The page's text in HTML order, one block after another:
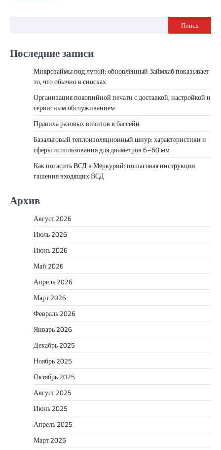
Поиск
Последние записи
Микрозаймы под лупой: обновлённый Займхаб показывает
то, что обычно в сносках
Организация покопийной печати с доставкой, настройкой и
сервисным обслуживанием
Правила разовых визитов в бассейн
Базальтовый теплоизоляционный шнур: характеристики и
сферы использования для диаметров 6–60 мм
Как погасить ВСД в Меркурий: пошаговая инструкция
гашения входящих ВСД
Архив
Август 2026
Июль 2026
Июнь 2026
Май 2026
Апрель 2026
Март 2026
Февраль 2026
Январь 2026
Декабрь 2025
Ноябрь 2025
Октябрь 2025
Август 2025
Июнь 2025
Апрель 2025
Март 2025